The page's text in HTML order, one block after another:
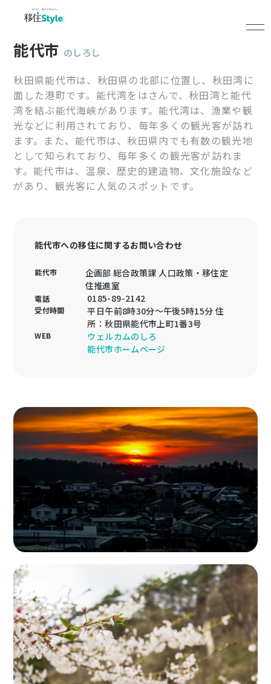
能代市 のしろし
秋田県能代市は、秋田県の北部に位置し、秋田湾に
面した港町です。能代湾をはさんで、秋田湾と能代
湾を結ぶ能代海峡があります。能代湾は、漁業や観
光などに利用されており、毎年多くの観光客が訪れ
ます。また、能代市は、秋田県内でも有数の観光地
として知られており、毎年多くの観光客が訪れま
す。能代市は、温泉、歴史的建造物、文化施設など
があり、観光客に人気のスポットです。
能代市への移住に関するお問い合わせ
能代市
企画部 総合政策課 人口政策・移住定
住推進室
電話 0185-89-2142
受付時間
平日午前8時30分～午後5時15分 住
所：秋田県能代市上町1番3号
WEB
ウェルカムのしろ
能代市ホームページ